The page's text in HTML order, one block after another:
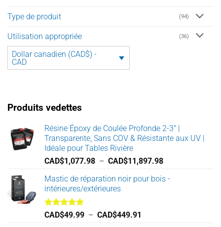
Type de produit (94)
Utilisation appropriée (36)
Dollar canadien (CAD$) -
CAD
Produits vedettes
Résine Époxy de Coulée Profonde 2-3" |
Transparente, Sans COV & Résistante aux UV |
Idéale pour Tables Rivière
CAD$1,077.98 – CAD$11,897.98Plage
prix :
Mastic de réparation noir pour bois -
intérieures/extérieures
Note5.00
CAD$49.99 – CAD$449.91